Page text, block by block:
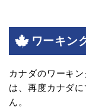
ワーキン
カナダのワーキ
は、再度カナダ
ん。